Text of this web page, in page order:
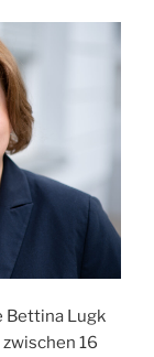
Bettina Lugk
16